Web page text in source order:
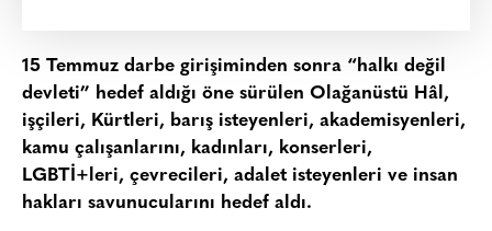
15 Temmuz darbe girişiminden sonra “halkı değil
devleti” hedef aldığı öne sürülen Olağanüstü Hâl,
işçileri, Kürtleri, barış isteyenleri, akademisyenleri,
kamu çalışanlarını, kadınları, konserleri,
LGBTİ+leri, çevrecileri, adalet isteyenleri ve insan
hakları savunucularını hedef aldı.